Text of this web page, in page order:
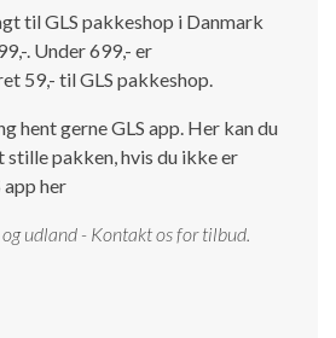
til GLS pakkeshop i Danmark
. Under 699,- er
59,- til GLS pakkeshop.
hent gerne GLS app. Her kan du
pakken, hvis du ikke er
app her
udland - Kontakt os for tilbud.